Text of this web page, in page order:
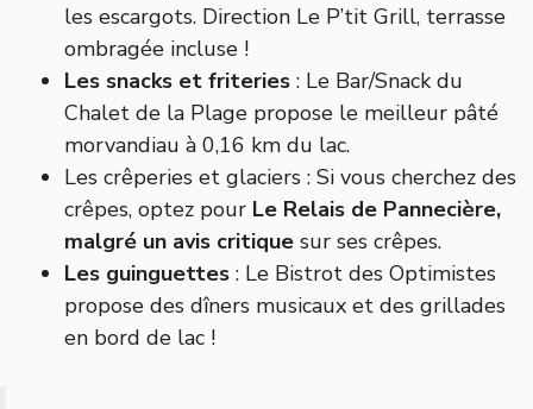
les escargots. Direction Le P’tit Grill, terrasse
ombragée incluse !
Les snacks et friteries : Le Bar/Snack du
Chalet de la Plage propose le meilleur pâté
morvandiau à 0,16 km du lac.
Les crêperies et glaciers : Si vous cherchez des
crêpes, optez pour Le Relais de Pannecière,
malgré un avis critique sur ses crêpes.
Les guinguettes : Le Bistrot des Optimistes
propose des dîners musicaux et des grillades
en bord de lac !